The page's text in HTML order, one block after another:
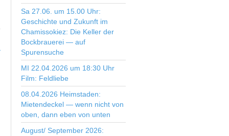
Sa 27.06. um 15.00 Uhr:
Geschichte und Zukunft im
Chamissokiez: Die Keller der
Bockbrauerei — auf
Spurensuche
MI 22.04.2026 um 18:30 Uhr
Film: Feldliebe
08.04.2026 Heimstaden:
Mietendeckel — wenn nicht von
oben, dann eben von unten
August/ September 2026: